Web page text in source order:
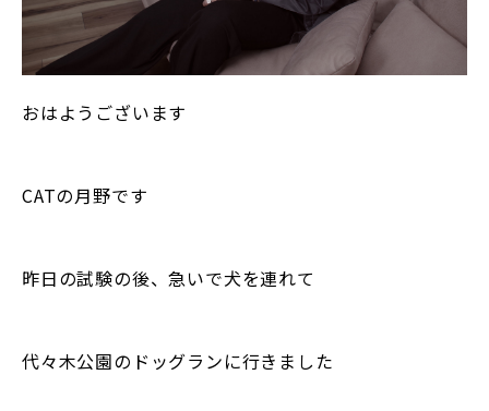
おはようございます
CATの月野です
昨日の試験の後、急いで犬を連れて
代々木公園のドッグランに行きました